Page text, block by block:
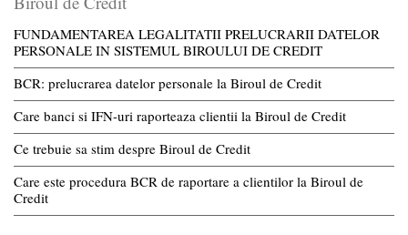
FUNDAMENTAREA LEGALITATII PRELUCRARII DATELOR
PERSONALE IN SISTEMUL BIROULUI DE CREDIT
BCR: prelucrarea datelor personale la Biroul de Credit
Care banci si IFN-uri raporteaza clientii la Biroul de Credit
Ce trebuie sa stim despre Biroul de Credit
Care este procedura BCR de raportare a clientilor la Biroul de
Credit